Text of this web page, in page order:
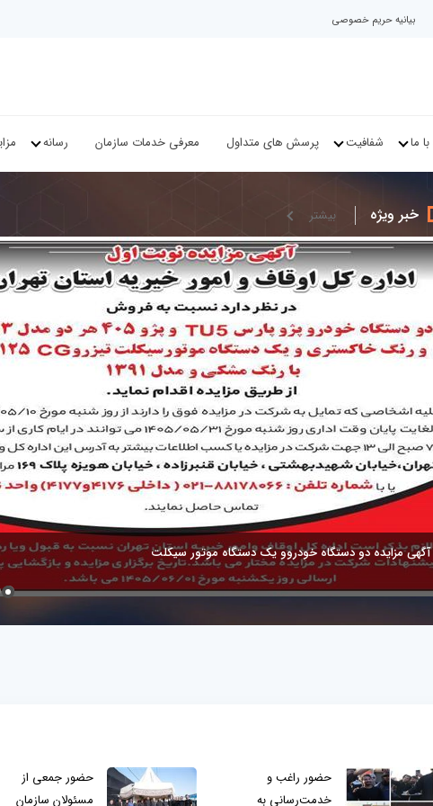
بیانیه حریم خصوصی
ما شفافیت پرسش های متداول معرفی خدمات سازمان رسانه
خبر ویژه بيشتر
آگهی مزایده دو دستگاه خودروو یک دستگاه موتور سیکلت
حضور راغب و
خدمت‌رسانی به
حضور جمعی از
مسئولان سازمان